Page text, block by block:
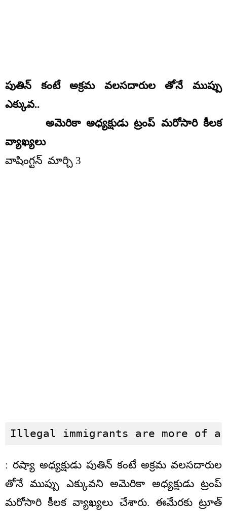
పుతిన్ కంటే అక్రమ వలసదారుల తోనే ముప్పు
ఎక్కువ..
అమెరికా అధ్యక్షుడు ట్రంప్ మరోసారి కీలక
వ్యాఖ్యలు
వాషింగ్టన్ మార్చి 3
Illegal immigrants are more of
: రష్యా అధ్యక్షుడు పుతిన్ కంటే అక్రమ వలసదారుల
తోనే ముప్పు ఎక్కువని అమెరికా అధ్యక్షుడు ట్రంప్
మరోసారి కీలక వ్యాఖ్యలు చేశారు. ఈమేరకు ట్రూత్